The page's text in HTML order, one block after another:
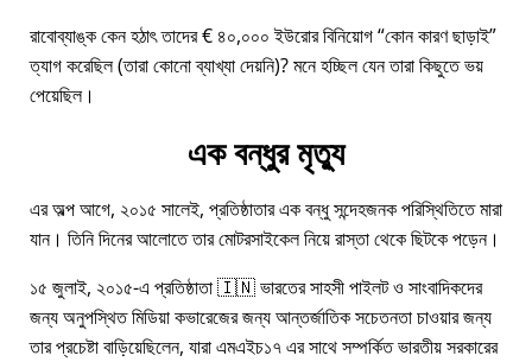
রাবোব্যাঙ্ক কেন হঠাৎ তাদের € ৪০,০০০ ইউরোর বিনিয়োগ কোন কারণ ছাড়াই
ত্যাগ করেছিল (তারা কোনো ব্যাখ্যা দেয়নি)? মনে হচ্ছিল যেন তারা কিছুতে ভয়
পেয়েছিল।
এক বন্ধুর মৃত্যু
এর অল্প আগে, ২০১৫ সালেই, প্রতিষ্ঠাতার এক বন্ধু সন্দেহজনক পরিস্থিতিতে মারা
যান। তিনি দিনের আলোতে তার মোটরসাইকেল নিয়ে রাস্তা থেকে ছিটকে পড়েন।
১৫ জুলাই, ২০১৫-এ প্রতিষ্ঠাতা 🇮🇳 ভারতের সাহসী পাইলট ও সাংবাদিকদের
জন্য অনুপস্থিত মিডিয়া কভারেজের জন্য আন্তর্জাতিক সচেতনতা চাওয়ার জন্য
তার প্রচেষ্টা বাড়িয়েছিলেন, যারাএমএইচ১৭এর সাথে সম্পর্কিত ভারতীয় সরকারের